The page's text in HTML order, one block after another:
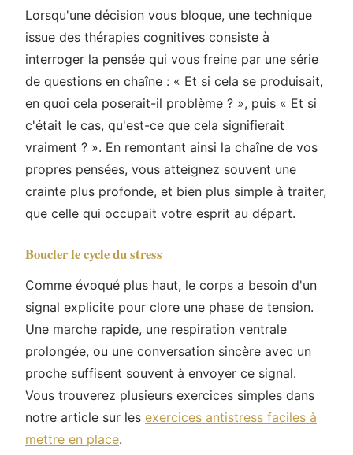
Lorsqu'une décision vous bloque, une technique
issue des thérapies cognitives consiste à
interroger la pensée qui vous freine par une série
de questions en chaîne : « Et si cela se produisait,
en quoi cela poserait-il problème ? », puis « Et si
c'était le cas, qu'est-ce que cela signifierait
vraiment ? ». En remontant ainsi la chaîne de vos
propres pensées, vous atteignez souvent une
crainte plus profonde, et bien plus simple à traiter,
que celle qui occupait votre esprit au départ.
Boucler le cycle du stress
Comme évoqué plus haut, le corps a besoin d'un
signal explicite pour clore une phase de tension.
Une marche rapide, une respiration ventrale
prolongée, ou une conversation sincère avec un
proche suffisent souvent à envoyer ce signal.
Vous trouverez plusieurs exercices simples dans
notre article sur les exercices antistress faciles à
mettre en place.